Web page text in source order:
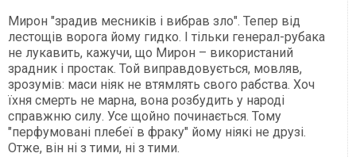
Мирон "зрадив месників і вибрав зло". Тепер від
лестощів ворога йому гидко. І тільки генерал-рубака
не лукавить, кажучи, що Мирон – використаний
зрадник і простак. Той виправдовується, мовляв,
зрозумів: маси ніяк не втямлять свого рабства. Хоч
їхня смерть не марна, вона розбудить у народі
справжню силу. Усе щойно починається. Тому
"перфумовані плебеї в фраку" йому ніякі не друзі.
Отже, він ні з тими, ні з тими.